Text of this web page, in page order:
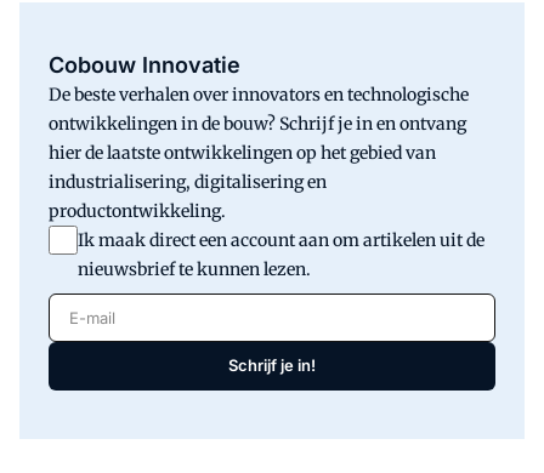
Cobouw Innovatie
De beste verhalen over innovators en technologische
ontwikkelingen in de bouw? Schrijf je in en ontvang
hier de laatste ontwikkelingen op het gebied van
industrialisering, digitalisering en
productontwikkeling.
Ik maak direct een account aan om artikelen uit de
nieuwsbrief te kunnen lezen.
E-mail
Schrijf je in!